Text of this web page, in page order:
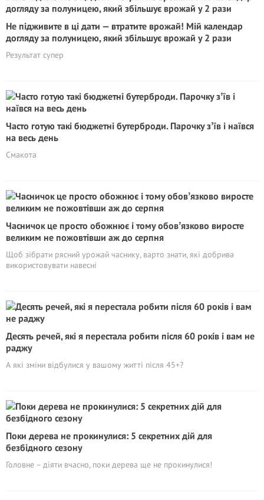
Не підживите в ці дати — втратите врожай! Мій календар
догляду за полуницею, який збільшує врожай у 2 рази
Результат супер
Часто готую такі бюджетні бутерброди. Парочку зʼїв і наївся
на весь день
Смакота
Часничок це просто обожнює і тому обовʼязково виросте
великим не пожовтівши аж до серпня
Щоб зібрати рясний урожай часнику, варто знати, які добрива
використовувати навесні
Десять речей, які я перестала робити після 60 років і вам не
раджу
А які зміни відбулися у вашому житті після 45+?
Поки дерева не прокинулися: 5 секретних дій для
безбідного сезону
Головне – діяти вчасно, поки дерева ще не прокинулися!